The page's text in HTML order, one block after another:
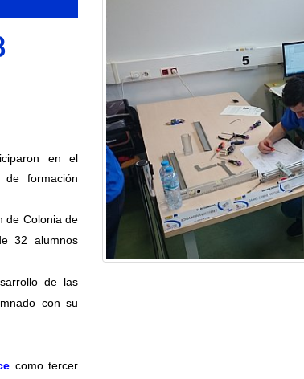
en el
de formación
de Colonia de
32 alumnos
de las
con su
como tercer